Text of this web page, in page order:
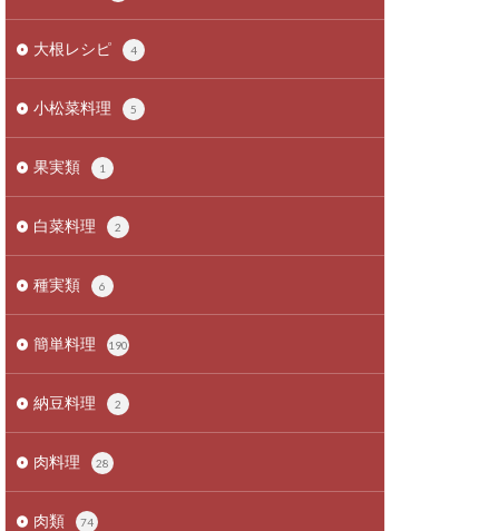
大根レシピ 4
小松菜料理 5
果実類 1
白菜料理 2
種実類 6
簡単料理 190
納豆料理 2
肉料理 28
肉類 74